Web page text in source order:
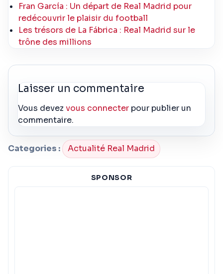
Fran García : Un départ de Real Madrid pour
redécouvrir le plaisir du football
Les trésors de La Fábrica : Real Madrid sur le
trône des millions
Laisser un commentaire
Vous devezvous connecter pour publier un
commentaire.
Categories : Actualité Real Madrid
SPONSOR